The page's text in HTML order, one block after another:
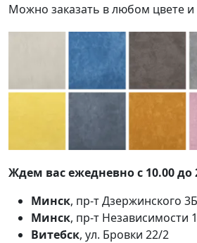
Можно заказать в любом цвете и
Ждем вас ежедневно с 10.00 до
Минск, пр-т Дзержинского
Минск, пр-т Независимости
Витебск, ул. Бровки 22/2